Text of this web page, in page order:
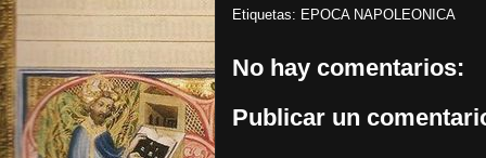
Etiquetas: EPOCA NAPOLEONICA
No hay comentarios:
Publicar un